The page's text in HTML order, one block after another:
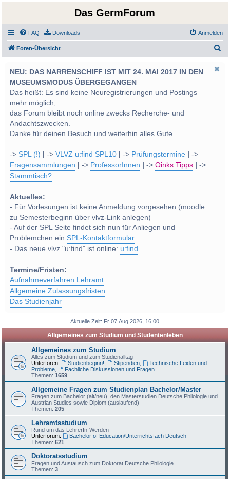
Das GermForum
FAQ Downloads Anmelden
Foren-Übersicht
NEU: DAS NARRENSCHIFF IST MIT 24. MAI 2017 IN DEN
MUSEUMSMODUS ÜBERGEGANGEN
Das heißt: Es sind keine Neuregistrierungen und Postings
mehr möglich,
das Forum bleibt noch online zwecks Recherche- und
Andachtszwecken.
Danke für deinen Besuch und weiterhin alles Gute ...
->SPL (!) ->VLVZ u:find SPL10 -> Prüfungstermine
->
Fragensammlungen
-> ProfessorInnen ->Oinks Tipps
->
Stammtisch?
Aktuelles:
- Für Vorlesungen ist keine Anmeldung vorgesehen (moodle
zu Semesterbeginn über vlvz-Link anlegen)
- Auf der SPL Seite findet sich nun für Anliegen und
Problemchen einSPL-Kontaktformular.
- Das neue vlvz "u:find" ist online: u:find
Termine/Fristen:
Aufnahmeverfahren Lehramt
Allgemeine Zulassungsfristen
Das Studienjahr
Aktuelle Zeit: Fr 07.Aug 2026, 16:00
Allgemeines zum Studium und Studentenleben
Allgemeines zum Studium
Alles zum Studium und zum Studienalltag
Unterforen:
Studienbeginn! Stipendien
Technische Leiden und
Probleme
Fachliche Diskussionen und Fragen
Themen:1659
Allgemeine Fragen zum Studienplan Bachelor/Master
Fragen zum Bachelor (alt/neu), den Masterstudien Deutsche Philologie und
Austrian Studies sowie Diplom (auslaufend)
Themen:205
Lehramtsstudium
Rund um das LehrerIn-Werden
Unterforum:
Bachelor of Education/Unterrichtsfach Deutsch
Themen:621
Doktoratsstudium
Fragen und Austausch zum Doktorat Deutsche Philologie
Themen:3